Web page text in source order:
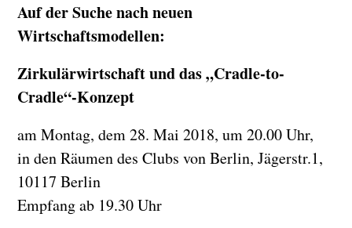
Auf der Suche nach neuen
Wirtschaftsmodellen:
Zirkulärwirtschaft und das „Cradle-to-
Cradle“-Konzept
am Montag, dem 28. Mai 2018, um 20.00 Uhr,
in den Räumen des Clubs von Berlin, Jägerstr.1,
10117 Berlin
Empfang ab 19.30 Uhr